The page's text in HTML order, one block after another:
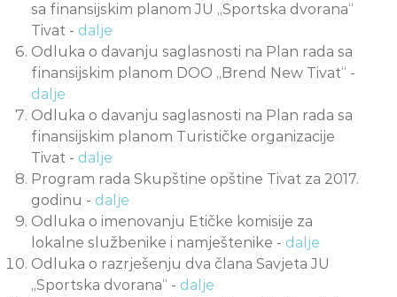
sa finansijskim planom JU „Sportska dvorana“
Tivat - dalje
Odluka o davanju saglasnosti na Plan rada sa
finansijskim planom DOO „Brend New Tivat“ -
dalje
Odluka o davanju saglasnosti na Plan rada sa
finansijskim planom Turističke organizacije
Tivat - dalje
Program rada Skupštine opštine Tivat za 2017.
godinu - dalje
Odluka o imenovanju Etičke komisije za
lokalne službenike i namještenike - dalje
Odluka o razrješenju dva člana Savjeta JU
„Sportska dvorana“ - dalje